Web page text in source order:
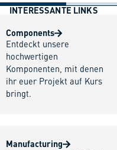
INTERESSANTE LINKS
Components
Entdeckt unsere
hochwertigen
Komponenten, mit denen
ihr euer Projekt auf Kurs
bringt.
Manufacturing